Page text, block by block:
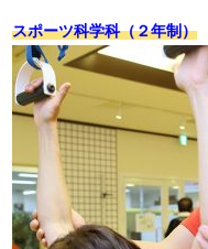
スポーツ科学科（２年制）